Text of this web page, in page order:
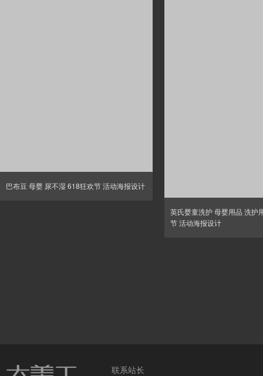
巴布豆 母婴 尿不湿 618狂欢节 活动海报设计
英氏婴童洗护 母婴用品 洗护
节 活动海报设计
联系站长